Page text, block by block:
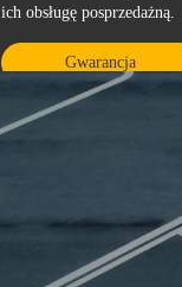
ich obsługę posprzedażną.
Gwarancja